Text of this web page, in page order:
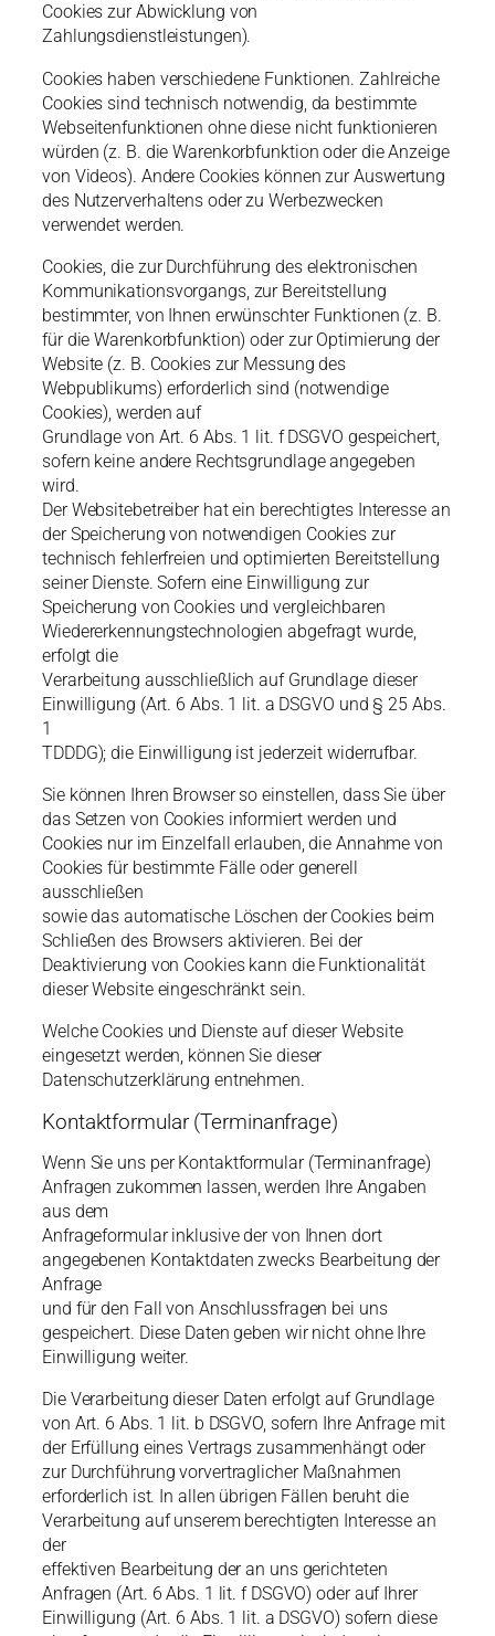
Cookies zur Abwicklung von
Zahlungsdienstleistungen).
Cookies haben verschiedene Funktionen. Zahlreiche
Cookies sind technisch notwendig, da bestimmte
Webseitenfunktionen ohne diese nicht funktionieren
würden (z. B. die Warenkorbfunktion oder die Anzeige
von Videos). Andere Cookies können zur Auswertung
des Nutzerverhaltens oder zu Werbezwecken
verwendet werden.
Cookies, die zur Durchführung des elektronischen
Kommunikationsvorgangs, zur Bereitstellung
bestimmter, von Ihnen erwünschter Funktionen (z. B.
für die Warenkorbfunktion) oder zur Optimierung der
Website (z. B. Cookies zur Messung des
Webpublikums) erforderlich sind (notwendige
Cookies), werden auf
Grundlage von Art. 6 Abs. 1 lit. f DSGVO gespeichert,
sofern keine andere Rechtsgrundlage angegeben
wird.
Der Websitebetreiber hat ein berechtigtes Interesse an
der Speicherung von notwendigen Cookies zur
technisch fehlerfreien und optimierten Bereitstellung
seiner Dienste. Sofern eine Einwilligung zur
Speicherung von Cookies und vergleichbaren
Wiedererkennungstechnologien abgefragt wurde,
erfolgt die
Verarbeitung ausschließlich auf Grundlage dieser
Einwilligung (Art. 6 Abs. 1 lit. a DSGVO und § 25 Abs.
1
TDDDG); die Einwilligung ist jederzeit widerrufbar.
Sie können Ihren Browser so einstellen, dass Sie über
das Setzen von Cookies informiert werden und
Cookies nur im Einzelfall erlauben, die Annahme von
Cookies für bestimmte Fälle oder generell
ausschließen
sowie das automatische Löschen der Cookies beim
Schließen des Browsers aktivieren. Bei der
Deaktivierung von Cookies kann die Funktionalität
dieser Website eingeschränkt sein.
Welche Cookies und Dienste auf dieser Website
eingesetzt werden, können Sie dieser
Datenschutzerklärung entnehmen.
Kontaktformular (Terminanfrage)
Wenn Sie uns per Kontaktformular (Terminanfrage)
Anfragen zukommen lassen, werden Ihre Angaben
aus dem
Anfrageformular inklusive der von Ihnen dort
angegebenen Kontaktdaten zwecks Bearbeitung der
Anfrage
und für den Fall von Anschlussfragen bei uns
gespeichert. Diese Daten geben wir nicht ohne Ihre
Einwilligung weiter.
Die Verarbeitung dieser Daten erfolgt auf Grundlage
von Art. 6 Abs. 1 lit. b DSGVO, sofern Ihre Anfrage mit
der Erfüllung eines Vertrags zusammenhängt oder
zur Durchführung vorvertraglicher Maßnahmen
erforderlich ist. In allen übrigen Fällen beruht die
Verarbeitung auf unserem berechtigten Interesse an
der
effektiven Bearbeitung der an uns gerichteten
Anfragen (Art. 6 Abs. 1 lit. f DSGVO) oder auf Ihrer
Einwilligung (Art. 6 Abs. 1 lit. a DSGVO) sofern diese